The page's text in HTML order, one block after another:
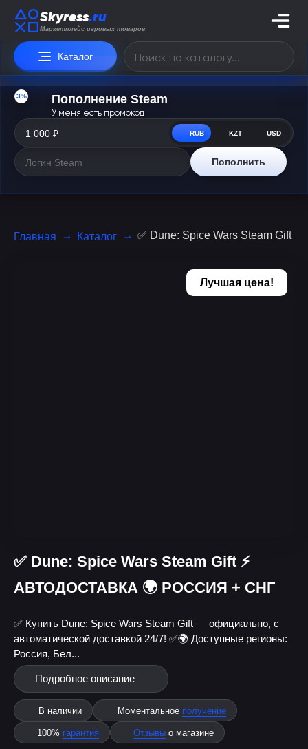
Skyress.ru
Маркетплейс игровых товаров
Каталог
3% Пополнение Steam
У меня есть промокод
RUB KZT USD
Пополнить
Главная Каталог ✅ Dune: Spice Wars Steam
Лучшая цена!
✅ Dune: Spice Wars Steam Gift ⚡
АВТОДОСТАВКА 🌍 РОССИЯ + СНГ
✅ Купить Dune: Spice Wars Steam Gift — официально, с
автоматической доставкой 24/7! ✅🌍 Доступные регионы:
Россия, Бел...
Подробное описание
В наличии Моментальное получение
100% гарантия Отзывы о магазине